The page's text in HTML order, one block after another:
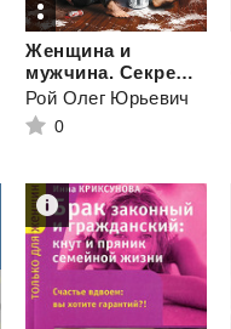
Женщина и
мужчина. Секреты семейного счастья
Рой Олег Юрьевич
0